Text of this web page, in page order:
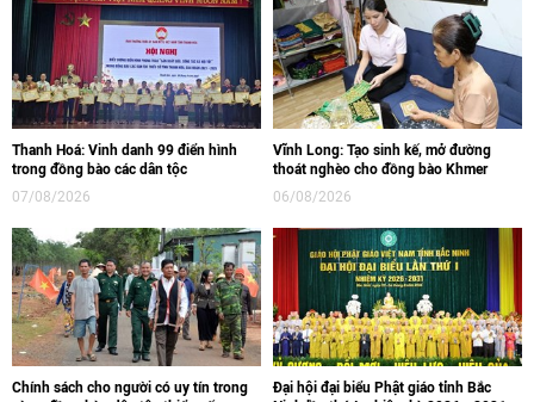
Thanh Hoá: Vinh danh 99 điển hình
trong đồng bào các dân tộc
07/08/2026
Vĩnh Long: Tạo sinh kế, mở đường
thoát nghèo cho đồng bào Khmer
06/08/2026
Chính sách cho người có uy tín trong
Đại hội đại biểu Phật giáo tỉnh Bắc